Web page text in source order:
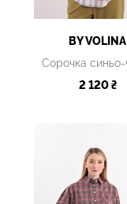
BY VOLINA
2 120 ₴